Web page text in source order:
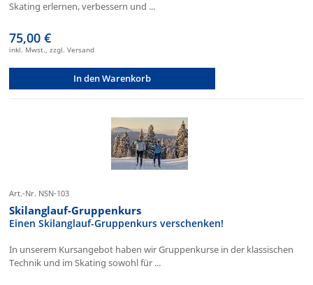
Skating erlernen, verbessern und ...
75,00 €
inkl. Mwst., zzgl. Versand
In den Warenkorb
Art.-Nr. NSN-103
Skilanglauf-Gruppenkurs
Einen Skilanglauf-Gruppenkurs verschenken!
In unserem Kursangebot haben wir Gruppenkurse in der klassischen
Technik und im Skating sowohl für ...